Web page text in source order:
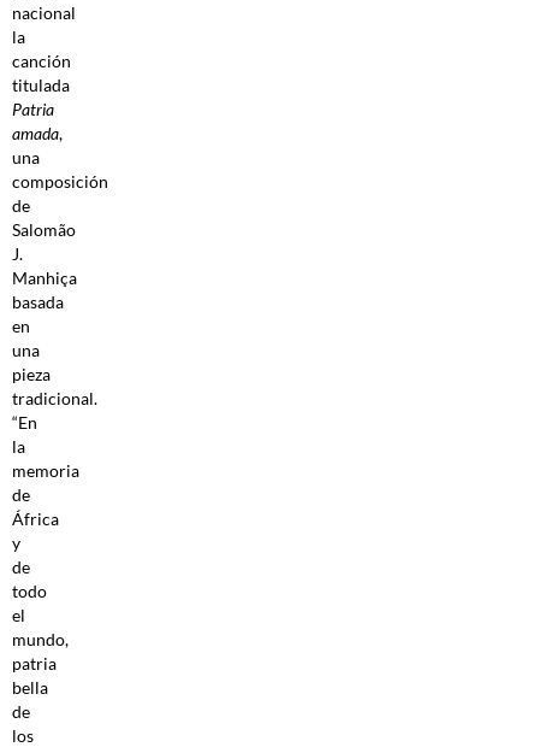
nacional
la
canción
titulada
Patria
amada,
una
composición
de
Salomão
J.
Manhiça
basada
en
una
pieza
tradicional.
“En
la
memoria
de
África
y
de
todo
el
mundo,
patria
bella
de
los